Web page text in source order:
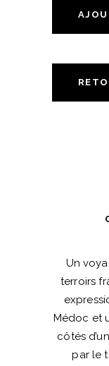
quantité
Un
terroirs
Médoc et
côtés
par le